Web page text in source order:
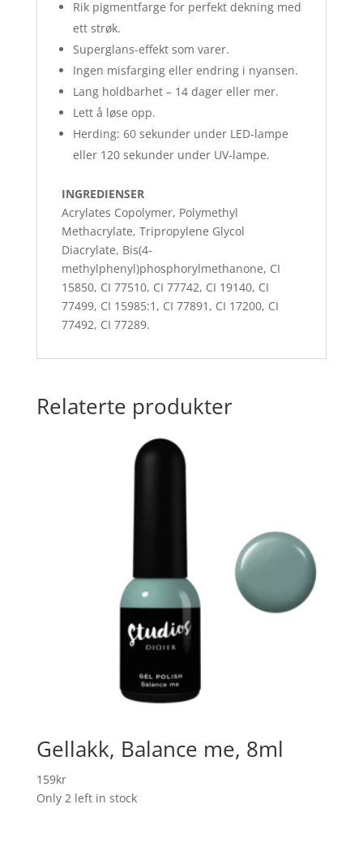
Rik pigmentfarge for perfekt dekning med
ett strøk.
Superglans-effekt som varer.
Ingen misfarging eller endring i nyansen.
Lang holdbarhet – 14 dager eller mer.
Lett å løse opp.
Herding: 60 sekunder under LED-lampe
eller 120 sekunder under UV-lampe.
INGREDIENSER
Acrylates Copolymer, Polymethyl
Methacrylate, Tripropylene Glycol
Diacrylate, Bis(4-
methylphenyl)phosphorylmethanone, CI
15850, CI 77510, CI 77742, CI 19140, CI
77499, CI 15985:1, CI 77891, CI 17200, CI
77492, CI 77289.
Relaterte produkter
Gellakk, Balance me, 8ml
159kr
Only 2 left in stock